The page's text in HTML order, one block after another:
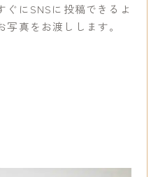
にSNSに投稿できるよ
真をお渡しします。